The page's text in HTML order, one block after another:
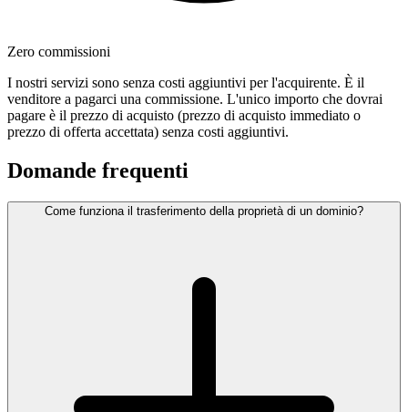
Zero commissioni
I nostri servizi sono senza costi aggiuntivi per l'acquirente. È il
venditore a pagarci una commissione. L'unico importo che dovrai
pagare è il prezzo di acquisto (prezzo di acquisto immediato o
prezzo di offerta accettata) senza costi aggiuntivi.
Domande frequenti
Come funziona il trasferimento della proprietà di un dominio?